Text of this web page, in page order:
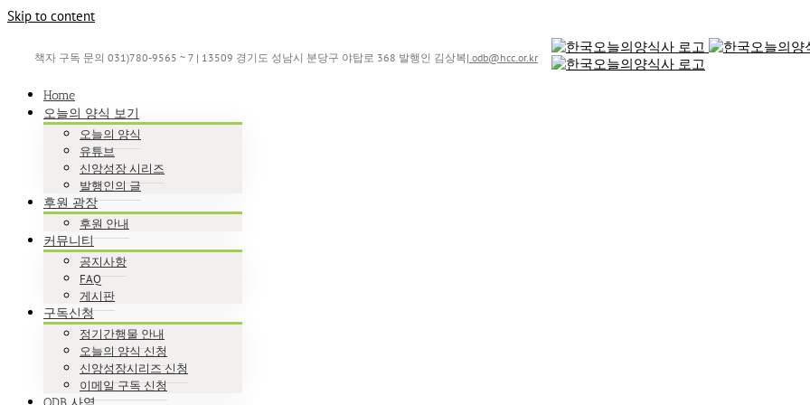
Skip to content
책자 구독 문의 031)780-9565 ~ 7 | 13509 경기도 성남시 분당구 야탑로 368 발행인 김상복| odb@hcc.or.kr
Home
오늘의 양식 보기
오늘의 양식
유튜브
신앙성장 시리즈
발행인의 글
후원 광장
후원 안내
커뮤니티
공지사항
FAQ
게시판
구독신청
정기간행물 안내
오늘의 양식 신청
신앙성장시리즈 신청
이메일 구독 신청